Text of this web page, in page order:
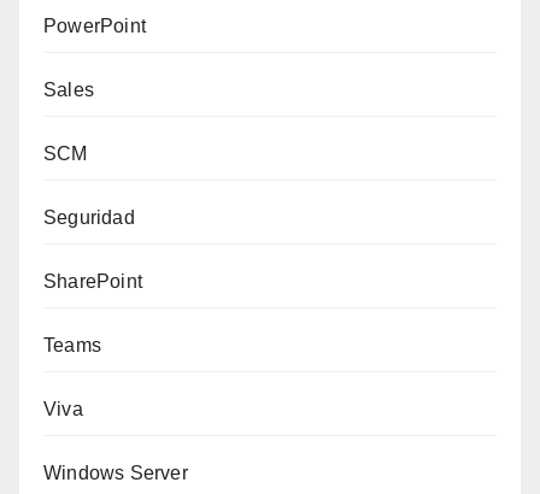
PowerPoint
Sales
SCM
Seguridad
SharePoint
Teams
Viva
Windows Server